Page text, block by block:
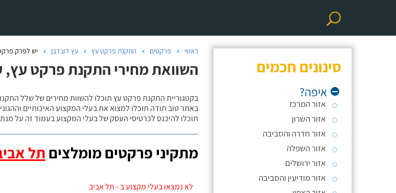
סינונים חכמים
איפה?
אזור המרכז
אזור השרון
אזור חדרה והסביבה
אזור השפלה
אזור ירושלים
אזור מודיעין והסביבה
ראשי פרקטים התקנת פרקט עץ עץ דובדבן יש לפרק
השוואת מחירי התקנת פרקט עץ,
בקטגוריית התקנת פרקט עץ תוכלו להשוות מחירים של שלל
באתר טוב תודה תוכלו למצוא את בעלי המקצוע האיכותיים
תוכלו להיכנס לכרטיסי העסק של בעלי המקצוע בעמוד זה על
מתקיני פרקטים מומלציםתל
לא נמצאו בעלי מקצוע ב - תל אביב